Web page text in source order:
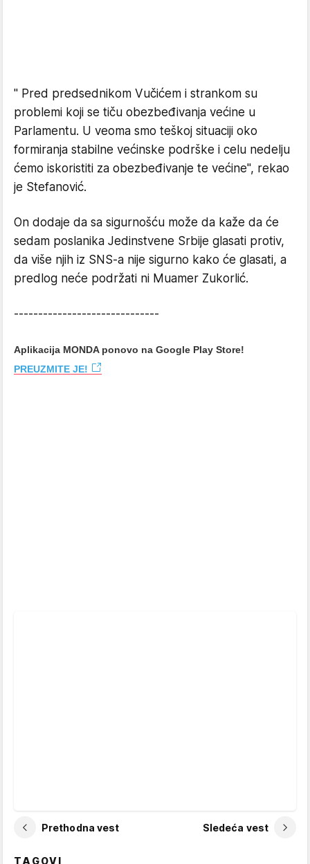
" Pred predsednikom Vučićem i strankom su
problemi koji se tiču obezbeđivanja većine u
Parlamentu. U veoma smo teškoj situaciji oko
formiranja stabilne većinske podrške i celu nedelju
ćemo iskoristiti za obezbeđivanje te većine", rekao
je Stefanović.
On dodaje da sa sigurnošću može da kaže da će
sedam poslanika Jedinstvene Srbije glasati protiv,
da više njih iz SNS-a nije sigurno kako će glasati, a
predlog neće podržati ni Muamer Zukorlić.
------------------------------
Aplikacija MONDA ponovo na Google Play Store!
PREUZMITE JE!
Prethodna vest Sledeća vest
TAGOVI